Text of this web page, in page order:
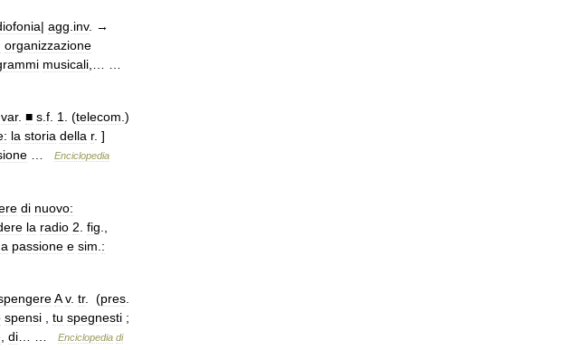
| agg inv. →
organizzazione
musicali
. ■ s f 1 . (telecom .)
la storia della r. ]
Enciclopedia
di nuovo:
la radio 2 fig
passione e sim :
A v. tr. (pres
spensi tu spegnesti ;
di Enciclopedia di